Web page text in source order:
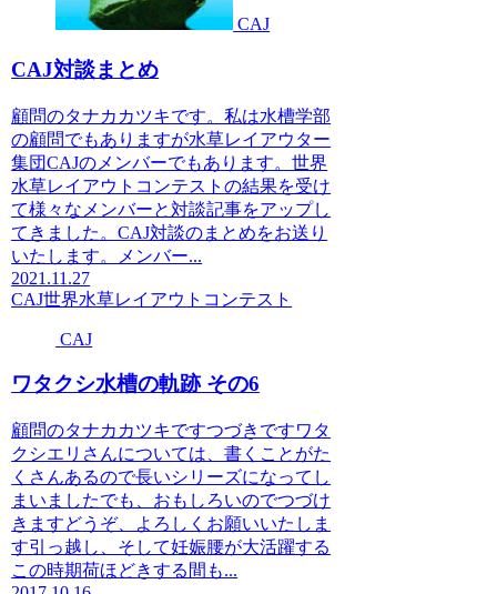
CAJ
CAJ対談まとめ
顧問のタナカカツキです。私は水槽学部
の顧問でもありますが水草レイアウター
集団CAJのメンバーでもあります。世界
水草レイアウトコンテストの結果を受け
て様々なメンバーと対談記事をアップし
てきました。CAJ対談のまとめをお送り
いたします。メンバー...
2021.11.27
CAJ世界水草レイアウトコンテスト
CAJ
ワタクシ水槽の軌跡 その6
顧問のタナカカツキですつづきですワタ
クシエリさんについては、書くことがた
くさんあるので長いシリーズになってし
まいましたでも、おもしろいのでつづけ
きますどうぞ、よろしくお願いいたしま
す引っ越し、そして妊娠腰が大活躍する
この時期荷ほどきする間も...